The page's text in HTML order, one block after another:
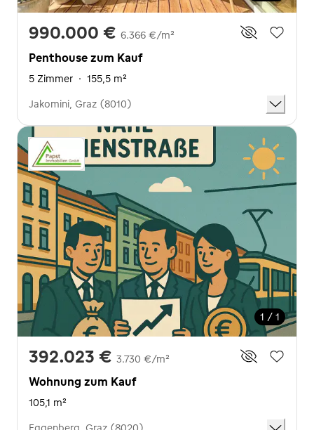
990.000 € 6.366 €/m²
Penthouse zum Kauf
5 Zimmer · 155,5 m²
Jakomini, Graz (8010)
1 / 1
392.023 € 3.730 €/m²
Wohnung zum Kauf
105,1 m²